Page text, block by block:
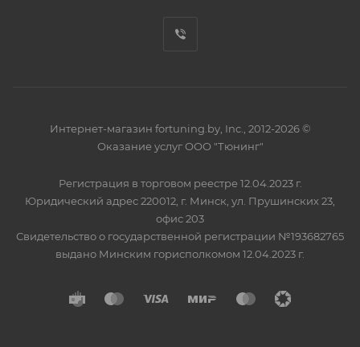
Интернет-магазин fortuning.by, Inc., 2012-2026 ©
Оказание услуг ООО "Тюнинг"
Регистрация в торговом реестре 12.04.2023 г.
Юридический адрес 220012, г. Минск, ул. Прушинских 23,
офис 203
Свидетельство о государственной регистрации №193682765
выдано Минским горисполкомом 12.04.2023 г.